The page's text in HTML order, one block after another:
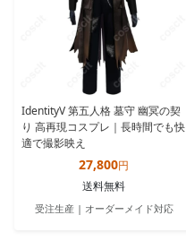
IdentityV 第五人格 墓守 幽冥の契
り 高再現コスプレ｜長時間でも快
適で撮影映え
27,800円
送料無料
受注生産 | オーダーメイド対応